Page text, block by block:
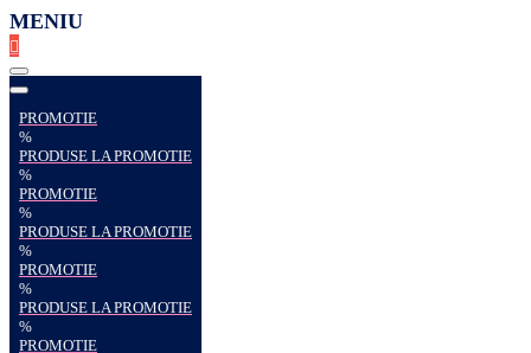
MENIU
PROMOTIE
%
PRODUSE LA PROMOTIE
%
PROMOTIE
%
PRODUSE LA PROMOTIE
%
PROMOTIE
%
PRODUSE LA PROMOTIE
%
PROMOTIE